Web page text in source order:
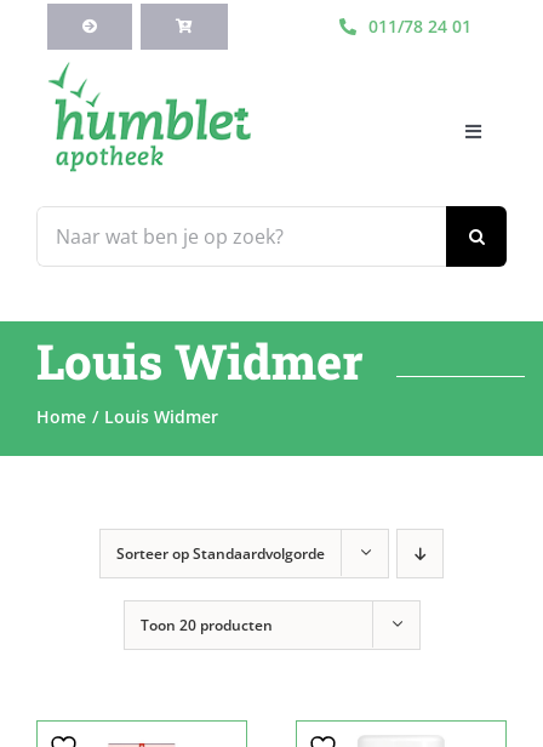
inhoud
011/78 24 01
naar:
Toggle
Webshop
Blog
Louis Widmer
Home Louis Widmer
Sorteer opStandaardvolgorde
Toon 20 producten